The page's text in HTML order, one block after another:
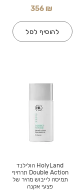
356 ₪
להוסיף לסל
HolyLand הולילנד
Double Action תרחיף
תמיסה לייבוש מהיר של
פצעי אקנה